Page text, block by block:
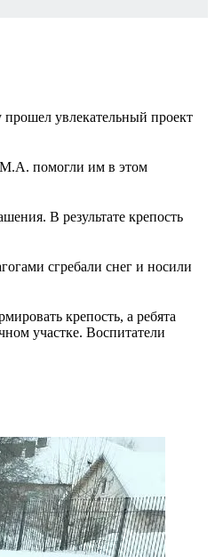
увлекательный проект
М.А. помогли им в этом
В результате крепость
сгребали снег и носили
крепость, а ребята
участке. Воспитатели